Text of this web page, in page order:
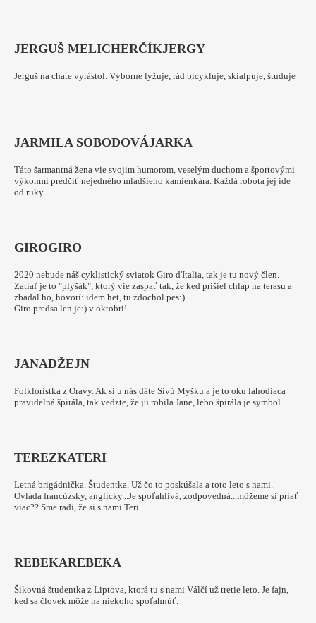
JERGUŠ MELICHERČÍKJERGY
Jerguš na chate vyrástol. Výborne lyžuje, rád bicykluje, skialpuje, študuje
...
JARMILA SOBODOVÁJARKA
Táto šarmantná žena vie svojim humorom, veselým duchom a športovými
výkonmi predčiť nejedného mladšieho kamienkára. Každá robota jej ide
od ruky.
GIROGIRO
2020 nebude náš cyklistický sviatok Giro d'Italia, tak je tu nový člen.
Zatiaľ je to "plyšák", ktorý vie zaspať tak, že ked prišiel chlap na terasu a
zbadal ho, hovorí: idem het, tu zdochol pes:)
Giro predsa len je:) v oktobri!
JANADŽEJN
Folklóristka z Oravy. Ak si u nás dáte Sivú Myšku a je to oku lahodiaca
pravidelná špirála, tak vedzte, že ju robila Jane, lebo špirála je symbol.
TEREZKATERI
Letná brigádnička. Študentka. Už čo to poskúšala a toto leto s nami.
Ovláda francúzsky, anglicky...Je spoľahlivá, zodpovedná...môžeme si priať
viac?? Sme radi, že si s nami Teri.
REBEKAREBEKA
Šikovná študentka z Liptova, ktorá tu s nami Válčí už tretie leto. Je fajn,
ked sa človek môže na niekoho spoľahnúť.